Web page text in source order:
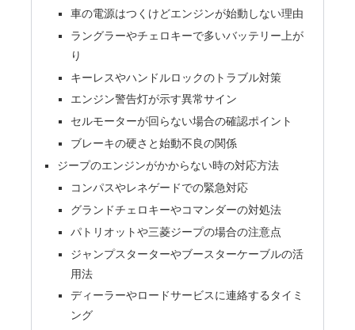
車の電源はつくけどエンジンが始動しない理由
ラングラーやチェロキーで多いバッテリー上が
り
キーレスやハンドルロックのトラブル対策
エンジン警告灯が示す異常サイン
セルモーターが回らない場合の確認ポイント
ブレーキの硬さと始動不良の関係
ジープのエンジンがかからない時の対応方法
コンパスやレネゲードでの緊急対応
グランドチェロキーやコマンダーの対処法
パトリオットや三菱ジープの場合の注意点
ジャンプスターターやブースターケーブルの活
用法
ディーラーやロードサービスに連絡するタイミ
ング